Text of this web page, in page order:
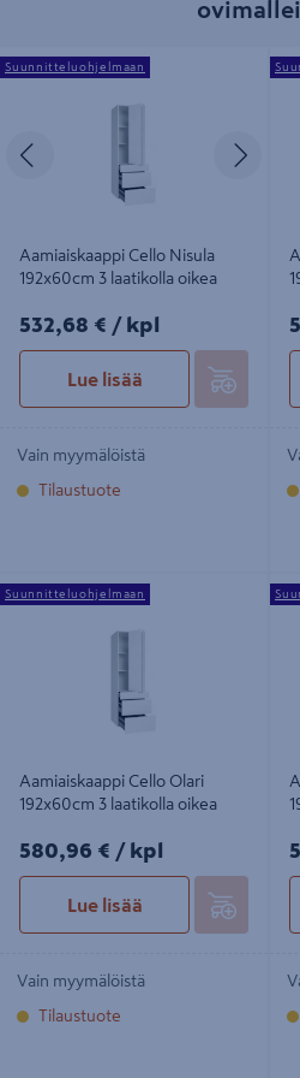
Aamiaiskaappi Cello Nisula
192x60cm 3 laatikolla oikea
Edellinen
Aamiaiskaappi Cello Nisula
192x60cm 3 laatikolla oikea
532,68€/kpl
532,68 € / kpl
Lue lisää
Suunnitteluohjelmaan
Vain myymälöistä
Tilaustuote
Aamiaiskaappi Cello Olari 192x60cm
3 laatikolla oikea
Aamiaiskaappi Cello Olari
192x60cm 3 laatikolla oikea
580,96€/kpl
580,96 € / kpl
Lue lisää
Suunnitteluohjelmaan
Vain myymälöistä
Tilaustuote